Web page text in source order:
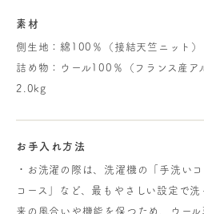
素材
側生地：綿100％（接結天竺ニット
詰め物：ウール100％（フランス産ア
2.0kg
お手入れ方法
・お洗濯の際は、洗濯機の「手洗い
コース」など、最もやさしい設定で
来の風合いや機能を保つため、ウー